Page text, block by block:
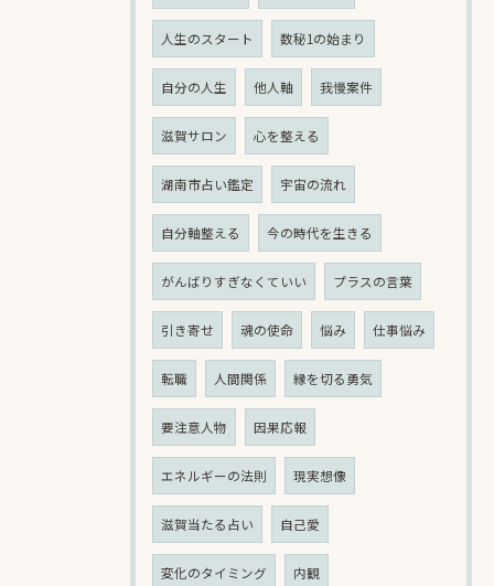
人生のスタート 数秘1の始まり
自分の人生 他人軸 我慢案件
滋賀サロン 心を整える
湖南市占い鑑定 宇宙の流れ
自分軸整える 今の時代を生きる
がんばりすぎなくていい プラスの言葉
引き寄せ 魂の使命 悩み 仕事悩み
転職 人間関係 縁を切る勇気
要注意人物 因果応報
エネルギーの法則 現実想像
滋賀当たる占い 自己愛
変化のタイミング 内観